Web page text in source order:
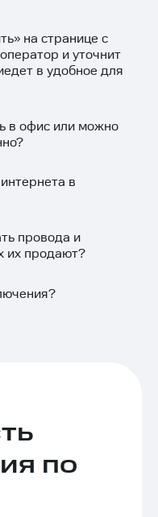
» на странице с
и уточнит
в удобное для
в офис или можно
в
провода и
их продают?
по